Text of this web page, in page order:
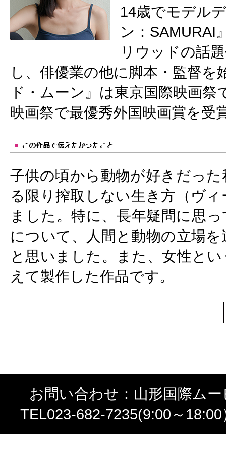
14歳でモデル
ン：SAMURAI
リウッドの話
し、俳優業の他に脚本・監督
ド・ムーン』は東京国際映画
映画祭で最優秀外国映画賞を受
子供の頃から動物が好きだっ
る限り搾取しない生き方（ヴ
ました。特に、長年疑問に思
について、人間と動物の立場
と思いました。また、女性と
えて製作した作品です。
お問い合わせ：山形国際ム
TEL023-682-7235(9:00～